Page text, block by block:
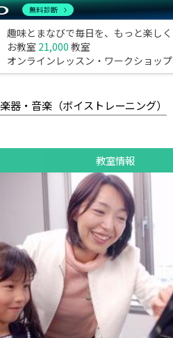
趣味とまなびで毎日を、もっと楽しく
お教室 21,000 教室
オンラインレッスン・ワークショップ
楽器・音楽（ボイストレーニング）
教室情報
無料診断